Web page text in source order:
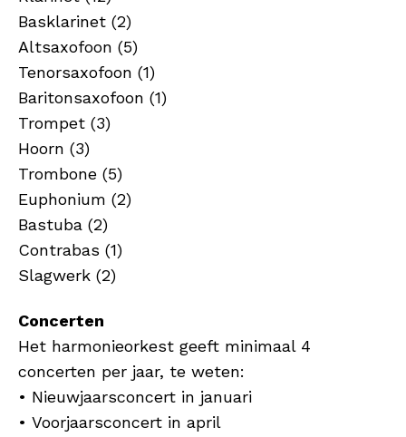
Basklarinet (2)
Altsaxofoon (5)
Tenorsaxofoon (1)
Baritonsaxofoon (1)
Trompet (3)
Hoorn (3)
Trombone (5)
Euphonium (2)
Bastuba (2)
Contrabas (1)
Slagwerk (2)
Concerten
Het harmonieorkest geeft minimaal 4
concerten per jaar, te weten:
• Nieuwjaarsconcert in januari
• Voorjaarsconcert in april